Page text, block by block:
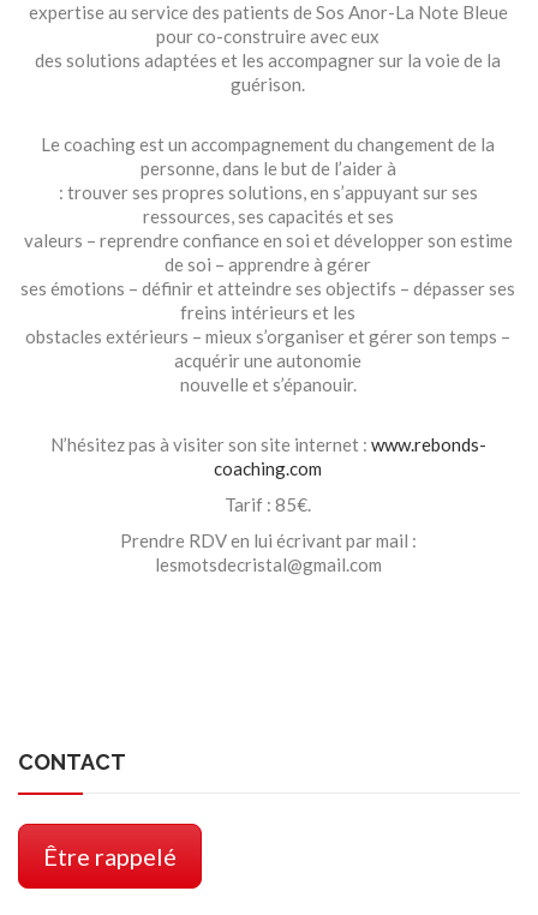
expertise au service des patients de Sos Anor-La Note Bleue
pour co-construire avec eux
des solutions adaptées et les accompagner sur la voie de la
guérison.
Le coaching est un accompagnement du changement de la
personne, dans le but de l’aider à
: trouver ses propres solutions, en s’appuyant sur ses
ressources, ses capacités et ses
valeurs – reprendre confiance en soi et développer son estime
de soi – apprendre à gérer
ses émotions – définir et atteindre ses objectifs – dépasser ses
freins intérieurs et les
obstacles extérieurs – mieux s’organiser et gérer son temps –
acquérir une autonomie
nouvelle et s’épanouir.
N’hésitez pas à visiter son site internet : www.rebonds-
coaching.com
Tarif : 85€.
Prendre RDV en lui écrivant par mail :
lesmotsdecristal@gmail.com
CONTACT
Être rappelé